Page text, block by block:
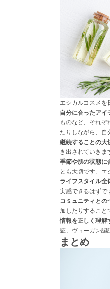
エシカルコスメを
自分に合ったアイ
ものなど、それぞ
たりしながら、自
継続することの大
き出されていきま
季節や肌の状態に
とも大切です。エ
ライフスタイル全
実感できるはずで
コミュニティとの
加したりすること
情報を正しく理解
証、ヴィーガン認
まとめ